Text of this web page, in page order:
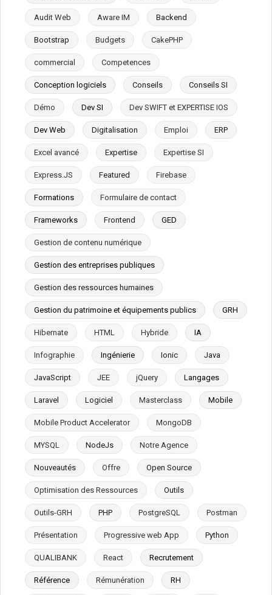
Audit Web Aware IM Backend
Bootstrap Budgets CakePHP
commercial Competences
Conception logiciels Conseils Conseils SI
Démo Dev SI Dev SWIFT et EXPERTISE IOS
Dev Web Digitalisation Emploi ERP
Excel avancé Expertise Expertise SI
Express.JS Featured Firebase
Formations Formulaire de contact
Frameworks Frontend GED
Gestion de contenu numérique
Gestion des entreprises publiques
Gestion des ressources humaines
Gestion du patrimoine et équipements publics GRH
Hibernate HTML Hybride IA
Infographie Ingénierie Ionic Java
JavaScript JEE jQuery Langages
Laravel Logiciel Masterclass Mobile
Mobile Product Accelerator MongoDB
MYSQL NodeJs Notre Agence
Nouveautés Offre Open Source
Optimisation des Ressources Outils
Outils-GRH PHP PostgreSQL Postman
Présentation Progressive web App Python
QUALIBANK React Recrutement
Référence Rémunération RH